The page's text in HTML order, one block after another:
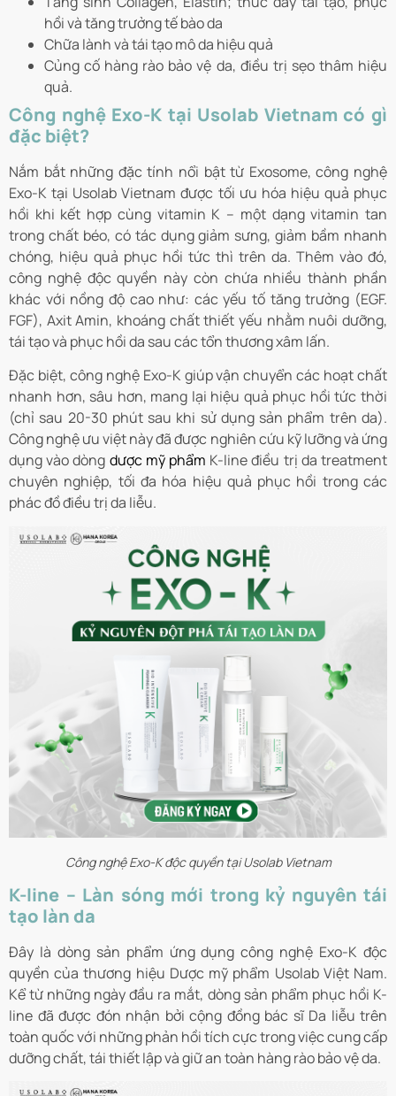
hồi và tăng trưởng tế bào da
Chữa lành và tái tạo mô da hiệu quả
Củng cố hàng rào bảo vệ da, điều trị sẹo thâm hiệu
quả.
Công nghệ Exo-K tại Usolab Vietnam có gì
đặc biệt?
Nắm bắt những đặc tính nổi bật từ Exosome, công nghệ
Exo-K tại Usolab Vietnam được tối ưu hóa hiệu quả phục
hồi khi kết hợp cùng vitamin K – một dạng vitamin tan
trong chất béo, có tác dụng giảm sưng, giảm bầm nhanh
chóng, hiệu quả phục hồi tức thì trên da. Thêm vào đó,
công nghệ độc quyền này còn chứa nhiều thành phần
khác với nồng độ cao như: các yếu tố tăng trưởng (EGF.
FGF), Axit Amin, khoáng chất thiết yếu nhằm nuôi dưỡng,
tái tạo và phục hồi da sau các tổn thương xâm lấn.
Đặc biệt, công nghệ Exo-K giúp vận chuyển các hoạt chất
nhanh hơn, sâu hơn, mang lại hiệu quả phục hồi tức thời
(chỉ sau 20-30 phút sau khi sử dụng sản phẩm trên da).
Công nghệ ưu việt này đã được nghiên cứu kỹ lưỡng và ứng
dụng vào dòng dược mỹ phẩm K-line điều trị da treatment
chuyên nghiệp, tối đa hóa hiệu quả phục hồi trong các
phác đồ điều trị da liễu.
Công nghệ Exo-K độc quyền tại Usolab Vietnam
K-line – Làn sóng mới trong kỷ nguyên tái
tạo làn da
Đây là dòng sản phẩm ứng dụng công nghệ Exo-K độc
quyền của thương hiệu Dược mỹ phẩm Usolab Việt Nam.
Kể từ những ngày đầu ra mắt, dòng sản phẩm phục hồi K-
line đã được đón nhận bởi cộng đồng bác sĩ Da liễu trên
toàn quốc với những phản hồi tích cực trong việc cung cấp
dưỡng chất, tái thiết lập và giữ an toàn hàng rào bảo vệ da.